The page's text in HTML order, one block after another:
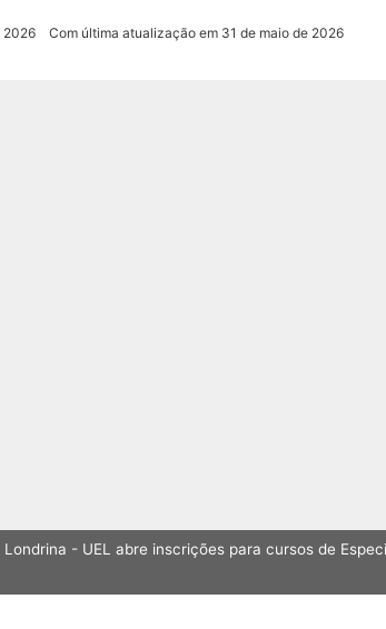
2026 Com última atualização em 31 de maio de 2026
- UEL abre inscrições para cursos de